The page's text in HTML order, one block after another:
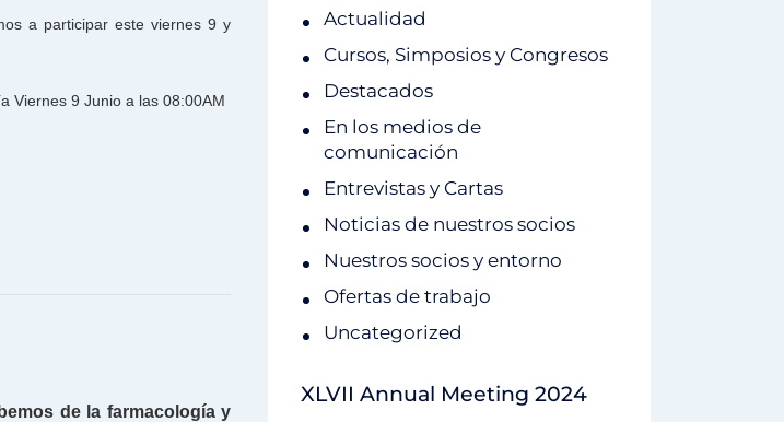
a participar este viernes 9 y
Viernes 9 Junio a las 08:00AM
de la farmacología y
Actualidad
Cursos, Simposios y Congresos
Destacados
En los medios de
comunicación
Entrevistas y Cartas
Noticias de nuestros socios
Nuestros socios y entorno
Ofertas de trabajo
Uncategorized
XLVII Annual Meeting 2024